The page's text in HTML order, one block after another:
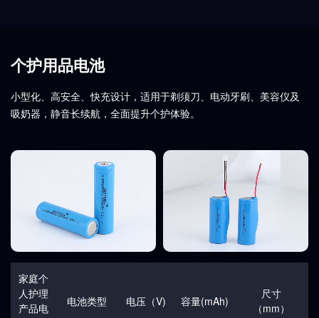
个护用品电池
小型化、高安全、快充设计，适用于剃须刀、电动牙刷、美容仪及
吸奶器，静音长续航，全面提升个护体验。
家庭个
人护理
产品电
电池类型 电压（V) 容量(mAh)
尺寸
（mm）